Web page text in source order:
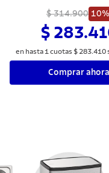
Tramontina
$ 314.900 10%
$
en hasta 1 cuotas $ 283.410
Comprar ahora